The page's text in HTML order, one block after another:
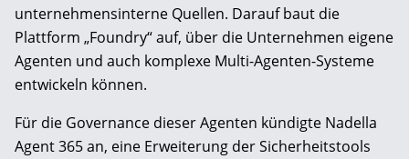
unternehmensinterne Quellen. Darauf baut die
Plattform „Foundry“ auf, über die Unternehmen eigene
Agenten und auch komplexe Multi-Agenten-Systeme
entwickeln können.
Für die Governance dieser Agenten kündigte Nadella
Agent 365 an, eine Erweiterung der Sicherheitstools